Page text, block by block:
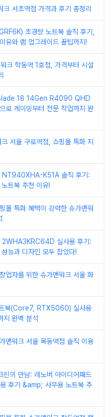
서초역점 가격과 후기 총정리
초경량 노트북 솔직 후기,
유와 램 업그레이드 꿀팁까지!
크 학동역 1호점, 가격부터 시설
18 14Gen R4090 QHD
로 게이밍부터 전문 작업까지 완
서울 구로역점, 쇼핑몰 특화 지
NT940XHA-K51A 솔직 후기:
트북 추천 이유!
몰 특화 혜택이 강력한 슈가맨워
실사용 후기:
능과 디자인 모두 잡았다!
업자를 위한 슈가맨워크 서울 화
북(Core7, RTX5060) 실사용
지 완벽 분석
맨워크 서울 목동역점 솔직 이용
의 만남: 레노버 아이디어패드
후기 &amp; 사무용 노트북 추